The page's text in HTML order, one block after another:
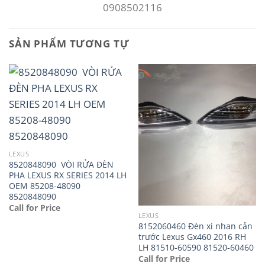
0908502116
SẢN PHẨM TƯƠNG TỰ
LEXUS
8520848090 VÒI RỬA ĐÈN
PHA LEXUS RX SERIES 2014 LH
OEM 85208-48090
8520848090
Call for Price
LEXUS
8152060460 Đèn xi nhan cản
trước Lexus Gx460 2016 RH
LH 81510-60590 81520-60460
Call for Price